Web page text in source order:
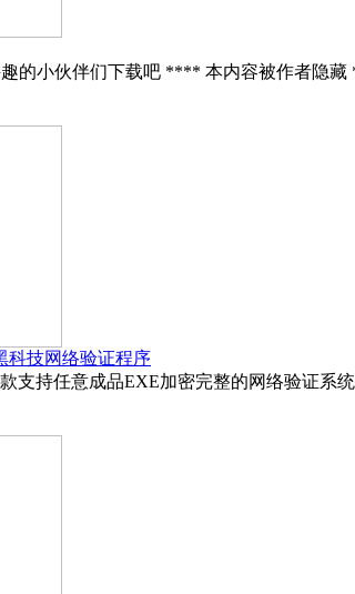
的小伙伴们下载吧 **** 本内容被作者隐
科技网络验证程序
支持任意成品EXE加密完整的网络验证系